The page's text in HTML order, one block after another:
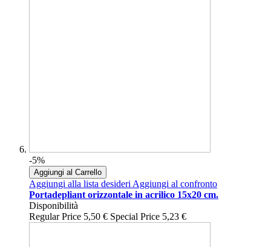
-5%
Aggiungi al Carrello
Aggiungi alla lista desideriAggiungi al confronto
Portadepliant orizzontale in acrilico 15x20 cm.
Disponibilità
Regular Price 5,50 € Special Price 5,23 €